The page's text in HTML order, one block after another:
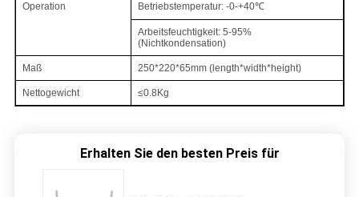
Operation Betriebstemperatur: -0-+40℃
Arbeitsfeuchtigkeit: 5-95%
(Nichtkondensation)
Maß 250*220*65mm (length*width*height)
Nettogewicht ≤0.8Kg
Erhalten Sie den besten Preis für